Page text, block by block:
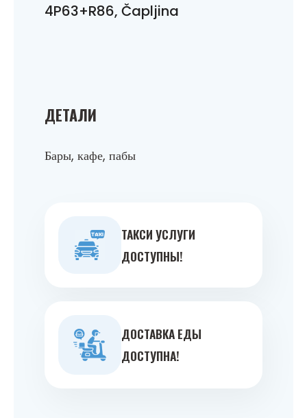
ДЕТАЛИ
Бары, кафе, пабы
ТАКСИ УСЛУГИ
ДОСТУПНЫ!
ДОСТАВКА ЕДЫ
ДОСТУПНА!
4P63+R86, Čapljina